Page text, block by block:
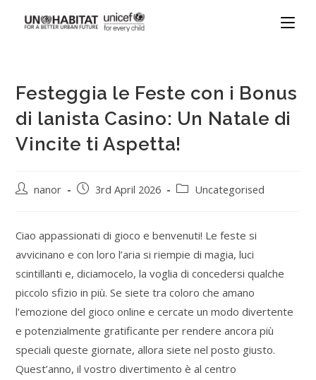
Festeggia le Feste con i Bonus
di lanista Casino: Un Natale di
Vincite ti Aspetta!
nanor 3rd April 2026 Uncategorised
Ciao appassionati di gioco e benvenuti! Le feste si
avvicinano e con loro l’aria si riempie di magia, luci
scintillanti e, diciamocelo, la voglia di concedersi qualche
piccolo sfizio in più. Se siete tra coloro che amano
l’emozione del gioco online e cercate un modo divertente
e potenzialmente gratificante per rendere ancora più
speciali queste giornate, allora siete nel posto giusto.
Quest’anno, il vostro divertimento è al centro